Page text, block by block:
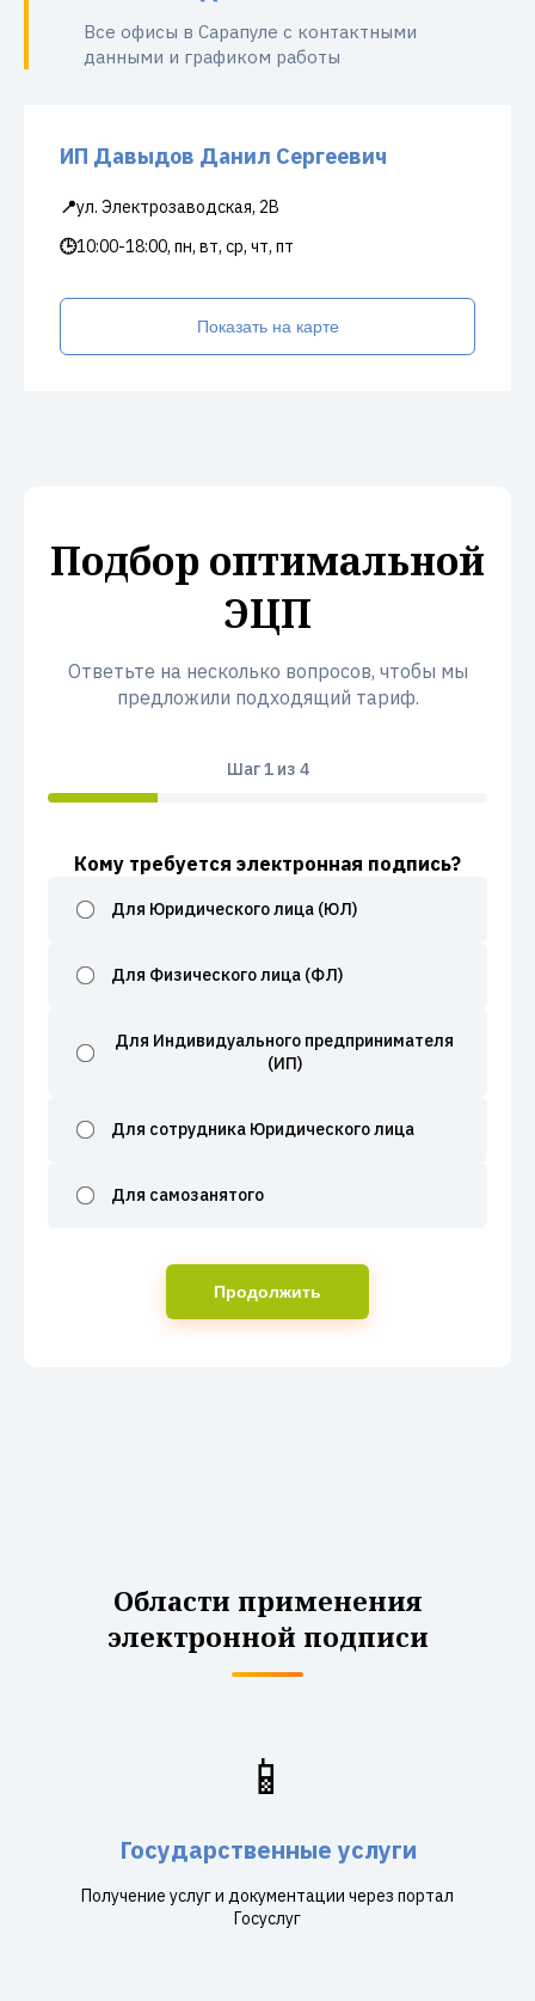
Все офисы в Сарапуле с контактными
данными и графиком работы
ИП Давыдов Данил Сергеевич
📍ул. Электрозаводская, 2В
🕒10:00-18:00, пн, вт, ср, чт, пт
Показать на карте
Подбор оптимальной
ЭЦП
Ответьте на несколько вопросов, чтобы мы
предложили подходящий тариф.
Шаг1из 4
Кому требуется электронная подпись?
Для Юридического лица (ЮЛ)
Для Физического лица (ФЛ)
Для Индивидуального предпринимателя
(ИП)
Для сотрудника Юридического лица
Для самозанятого
Продолжить
Области применения
электронной подписи
📱
Государственные услуги
Получение услуг и документации через портал
Госуслуг